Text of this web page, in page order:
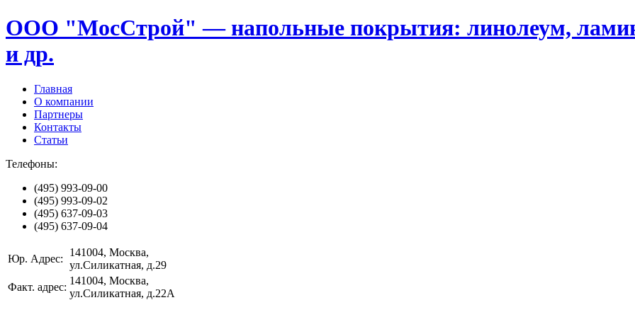
ООО "МосСтрой" — напольные покрытия: линолеум,
и др.
Главная
О компании
Партнеры
Контакты
Статьи
Телефоны:
(495) 993-09-00
(495) 993-09-02
(495) 637-09-03
(495) 637-09-04
Юр. Адрес:
141004, Москва,
ул.Силикатная, д.29
Факт. адрес:
141004, Москва,
ул.Силикатная, д.22А